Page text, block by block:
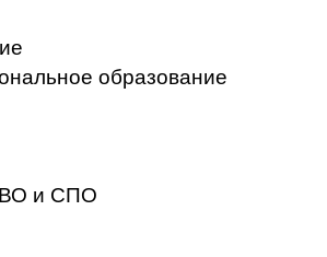
образование
ВО и СПО